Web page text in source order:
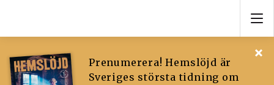
Prenumerera! Hemslöjd är
Sveriges största tidning om